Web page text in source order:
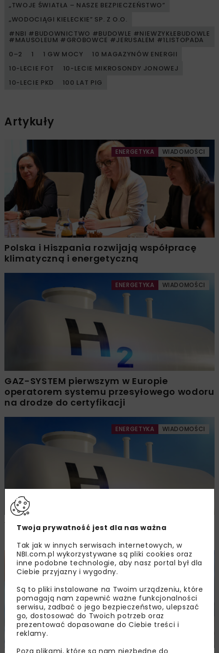
„TWOJE ŚWIATŁA – NASZE BEZPIECZEŃSTWO”
„WODOCIĄGI KIELECKIE” SP. Z O.O.
#NBI #BUDOWNICTWO #BUDOWLE #NIEWZYKŁEBUDOWLE
#MAUSOLEUM #GROBOWCE #JERUSALEM #1LISTOPADA
0–2
1 1 GW MOCY
10 MAGAZYNÓW ENERGII
10-LECIE FOT
10-LECIE MIKROSONDY JONOWEJ
10-LECIE PKD
100 LAT PIG
Artykuły
ENERGETYKA WIADOMOŚCI
Polska i Hiszpania rozwijają współpracę
klimatyczną i energetyczną
ENERGETYKA WIADOMOŚCI
GAZ-SYSTEM pierwszym w Europie
operatorem systemu przesyłowego wodoru
na drodze do certyfikacji
ENERGETYKA WIADOMOŚCI
Wodorowe projekty GAZ-SYSTEM z unijnym
statusem PCI
ENERGETYKA WIADOMOŚCI
Twoja prywatność jest dla nas ważna
Tak jak w innych serwisach internetowych, w
NBI.com.pl wykorzystywane są pliki cookies oraz
inne podobne technologie, aby nasz portal był dla
Ciebie przyjazny i wygodny.
Są to pliki instalowane na Twoim urządzeniu, które
pomagają nam zapewnić ważne funkcjonalności
serwisu, zadbać o jego bezpieczeństwo, ulepszać
go, dostosować do Twoich potrzeb oraz
prezentować dopasowane do Ciebie treści i
reklamy.
Poza plikami, które są nam niezbędne do